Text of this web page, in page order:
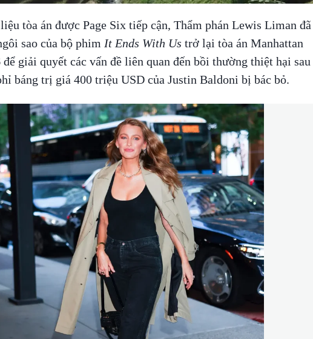
tòa án được Page Six tiếp cận, Thẩm phán Lewis Liman đã
sao của bộ phim It Ends With Us trở lại tòa án Manhattan
để giải quyết các vấn đề liên quan đến bồi thường thiệt hại sau
báng trị giá 400 triệu USD của Justin Baldoni bị bác bỏ.